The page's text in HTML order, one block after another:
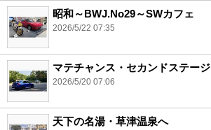
昭和～BWJ.No29～SWカフェ
2026/5/22 07:35
マテチャンス・セカンドステージ
2026/5/20 07:06
天下の名湯・草津温泉へ